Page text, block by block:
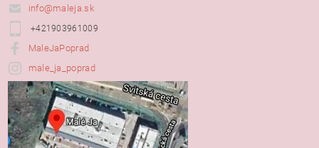
info@maleja.sk
+421903961009
MaleJaPoprad
male_ja_poprad